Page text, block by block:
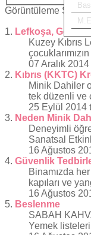
Görüntüleme Sayısı
1. Lefkoşa,
Kuzey Kıbrıs
07 Aralık
2. Kıbrıs (KKTC)
Minik Dahiler
tek düzenli ve
25 Eylül 2014
3. Neden Minik
Deneyimli
Sanatsal
16 Ağustos
4. Güvenlik
Binamızda
kapıları ve
16 Ağustos
5. Beslenme
SABAH
Yemek